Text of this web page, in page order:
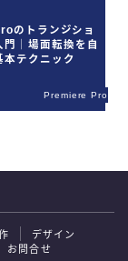
のトランジショ
門｜場面転換を自
本テクニック
Premiere Pro
デザイン
お問合せ